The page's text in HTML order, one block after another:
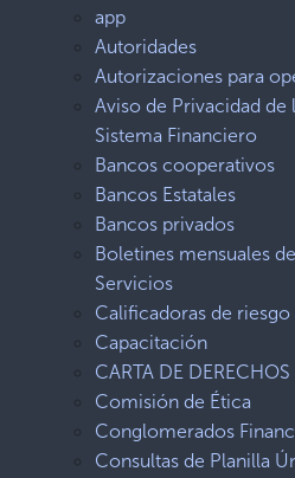
app
Autoridades
Autorizaciones para
Aviso de Privacidad
Sistema Financiero
Bancos cooperativos
Bancos Estatales
Bancos privados
Boletines mensuales
Servicios
Calificadoras de
Capacitación
CARTA DE
Comisión de Ética
Conglomerados
Consultas de Planilla